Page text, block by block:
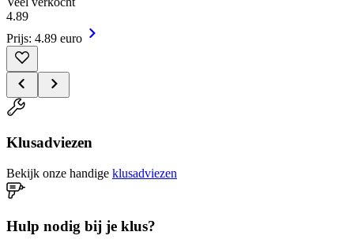
4.89
Prijs: 4.89 euro
Klusadviezen
Bekijk onze handige klusadviezen
Hulp nodig bij je klus?